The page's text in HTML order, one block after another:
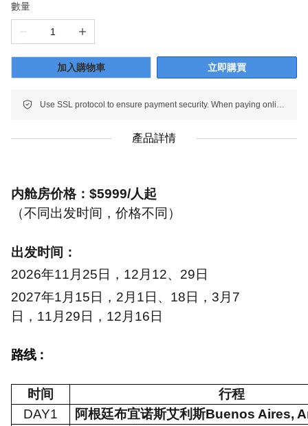
數量
加入購物車 立即購買
Use SSL protocol to ensure payment security. When paying online, your payment information is protected.
產品詳情
内舱房价格： $5999/人起
（不同出发时间，价格不同）
出发时间：
2026年11月 25 日， 12月 12、 29 日
2027年1 月 15日， 2 月 1日、 18日， 3 月 7
日， 11 月 29日， 12 月 16日
路线：
时间
行程
DAY1
阿根廷布宜诺斯艾利斯Buenos Aires,